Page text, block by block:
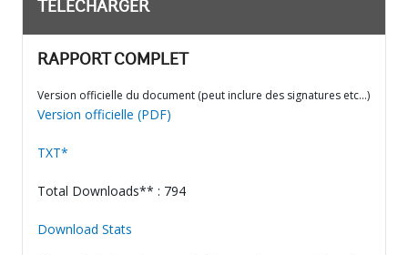
TÉLÉCHARGER
RAPPORT COMPLET
Version officielle du document (peut inclure des signatures etc…)
Version officielle (PDF)
TXT*
Total Downloads** : 794
Download Stats